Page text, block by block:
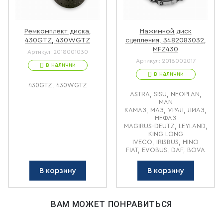
Ремкомплект диска,
430GTZ, 430WGTZ
Артикул: 2018001030
в наличии
430GTZ, 430WGTZ
В корзину
Нажимной диск
сцепления, 3482083032,
MFZ430
Артикул: 2018002017
в наличии
ASTRA, SISU, NEOPLAN,
MAN
КАМАЗ, МАЗ, УРАЛ, ЛИАЗ,
НЕФАЗ
MAGIRUS-DEUTZ, LEYLAND,
KING LONG
IVECO, IRISBUS, HINO
FIAT, EVOBUS, DAF, BOVA
В корзину
ВАМ МОЖЕТ ПОНРАВИТЬСЯ